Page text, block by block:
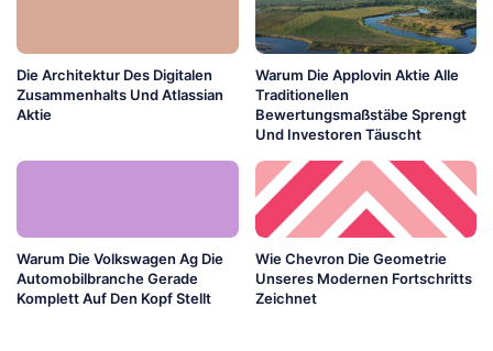
Die Architektur Des Digitalen
Zusammenhalts Und Atlassian
Aktie
Warum Die Applovin Aktie Alle
Traditionellen
Bewertungsmaßstäbe Sprengt
Und Investoren Täuscht
Warum Die Volkswagen Ag Die
Automobilbranche Gerade
Komplett Auf Den Kopf Stellt
Wie Chevron Die Geometrie
Unseres Modernen Fortschritts
Zeichnet